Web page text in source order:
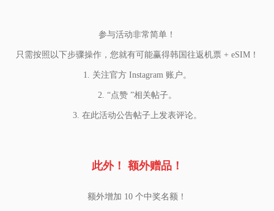
参与活动非常简单！
只需按照以下步骤操作，您就有可能赢得韩国往返机票 + eSIM！
1. 关注官方 Instagram 账户。
2. “点赞 ”相关帖子。
3. 在此活动公告帖子上发表评论。
此外！ 额外赠品！
额外增加 10 个中奖名额！